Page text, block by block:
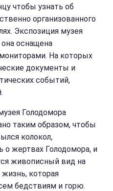
чтобы узнать об
организованного
Экспозиция музея
оснащена
На которых
документы и
событий,
Голодомора
таким образом, чтобы
колокол,
жертвах Голодомора, и
живописный вид на
которая
бедствиям и горю.